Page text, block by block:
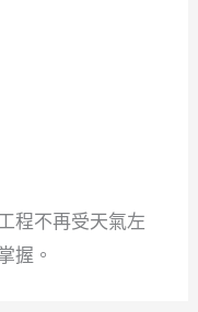
程不再受天氣左
握。